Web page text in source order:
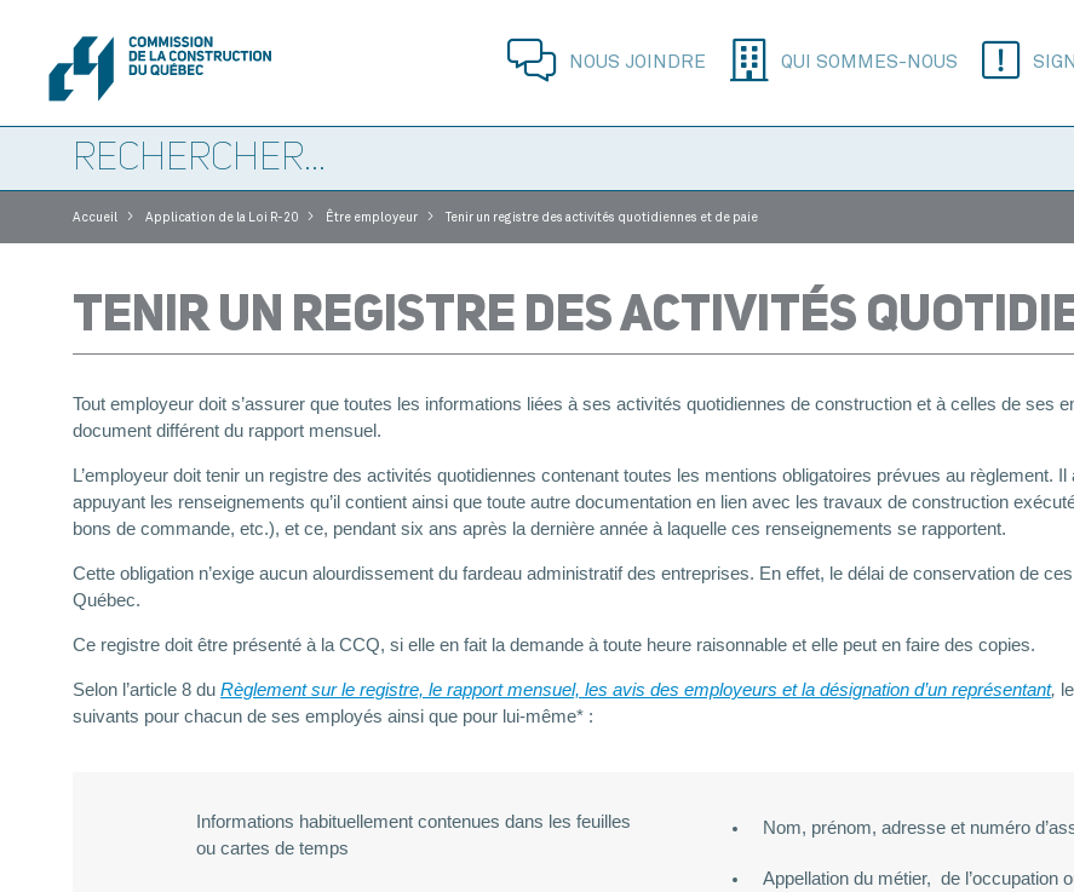
NOUS JOINDRE QUI SOMMES-NOUS
Accueil > Application de la Loi R-20 > Être employeur > Tenir un registre des activités quotidiennes et de paie
TENIR UN REGISTRE DES ACTIVITÉS
Tout employeur doit s’assurer que toutes les informations liées à ses activités quotidiennes de construction et à celles de ses
document différent du rapport mensuel.
L’employeur doit tenir un registre des activités quotidiennes contenant toutes les mentions obligatoires prévues au règlement.
appuyant les renseignements qu’il contient ainsi que toute autre documentation en lien avec les travaux de construction
bons de commande, etc.), et ce, pendant six ans après la dernière année à laquelle ces renseignements se rapportent.
Cette obligation n’exige aucun alourdissement du fardeau administratif des entreprises. En effet, le délai de conservation de
Québec.
Ce registre doit être présenté à la CCQ, si elle en fait la demande à toute heure raisonnable et elle peut en faire des copies.
Selon l’article 8 du Règlement sur le registre, le rapport mensuel, les avis des employeurs et la désignation d’un représentant,
suivants pour chacun de ses employés ainsi que pour lui-même* :
Informations habituellement contenues dans les feuilles
ou cartes de temps
Nom, prénom, adresse et numéro
Appellation du métier, de l’occupation